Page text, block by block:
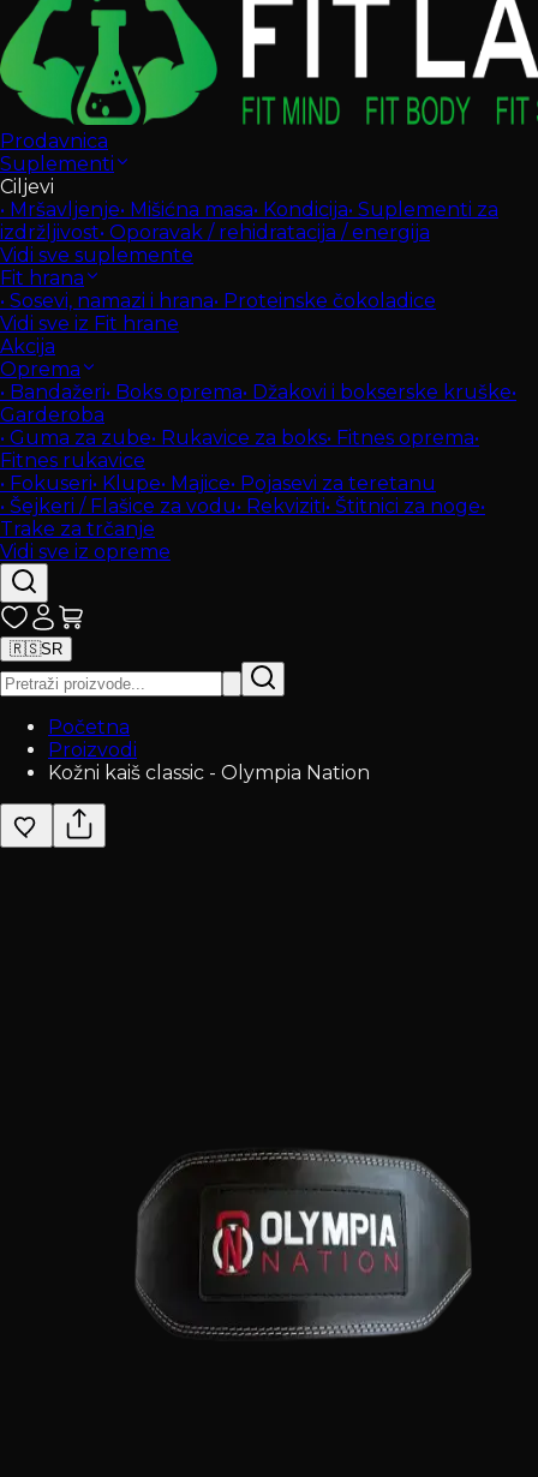
Prodavnica
Suplementi
Ciljevi
• Mršavljenje• Mišićna masa• Kondicija• Suplementi za
izdržljivost• Oporavak / rehidratacija / energija
Vidi sve suplemente
Fit hrana
• Sosevi, namazi i hrana• Proteinske čokoladice
Vidi sve iz Fit hrane
Akcija
Oprema
• Bandažeri• Boks oprema• Džakovi i bokserske kruške•
Garderoba
• Guma za zube• Rukavice za boks• Fitnes oprema•
Fitnes rukavice
• Fokuseri• Klupe• Majice• Pojasevi za teretanu
• Šejkeri / Flašice za vodu• Rekviziti• Štitnici za noge•
Trake za trčanje
Vidi sve iz opreme
🇷🇸SR
Početna
Proizvodi
Kožni kaiš classic - Olympia Nation